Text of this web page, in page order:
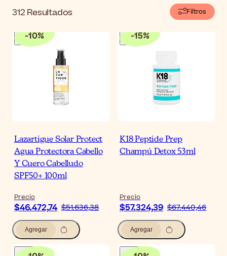
312 Resultados Filtros
-10%
Lazartigue Solar Protect
Agua Protectora Cabello
Y Cuero Cabelludo
SPF50+ 100ml
Precio
$46.472,74 $51.636,38
Agregar
-15%
K18 Peptide Prep
Champú Detox 53ml
Precio
$57.324,39 $67.440,46
Agregar